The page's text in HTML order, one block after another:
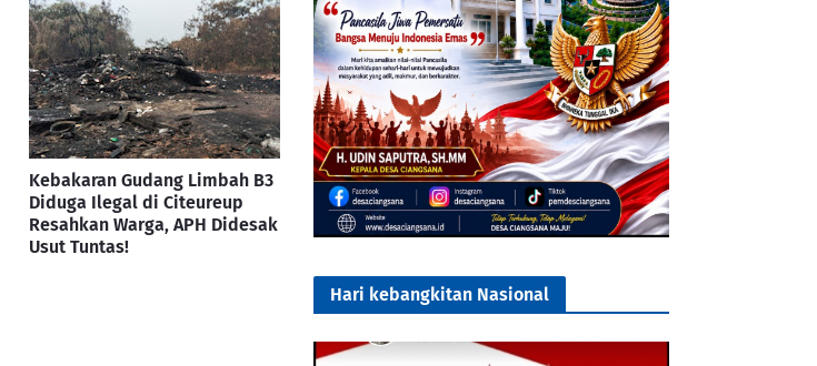
Kebakaran Gudang Limbah B3
Diduga Ilegal di Citeureup
Resahkan Warga, APH Didesak
Usut Tuntas!
Hari kebangkitan Nasional